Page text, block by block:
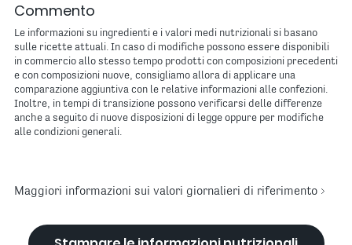
Commento
Le informazioni su ingredienti e i valori medi nutrizionali si basano
sulle ricette attuali. In caso di modifiche possono essere disponibili
in commercio allo stesso tempo prodotti con composizioni precedenti
e con composizioni nuove, consigliamo allora di applicare una
comparazione aggiuntiva con le relative informazioni alle confezioni.
Inoltre, in tempi di transizione possono verificarsi delle differenze
anche a seguito di nuove disposizioni di legge oppure per modifiche
alle condizioni generali.
Maggiori informazioni sui valori giornalieri di riferimento